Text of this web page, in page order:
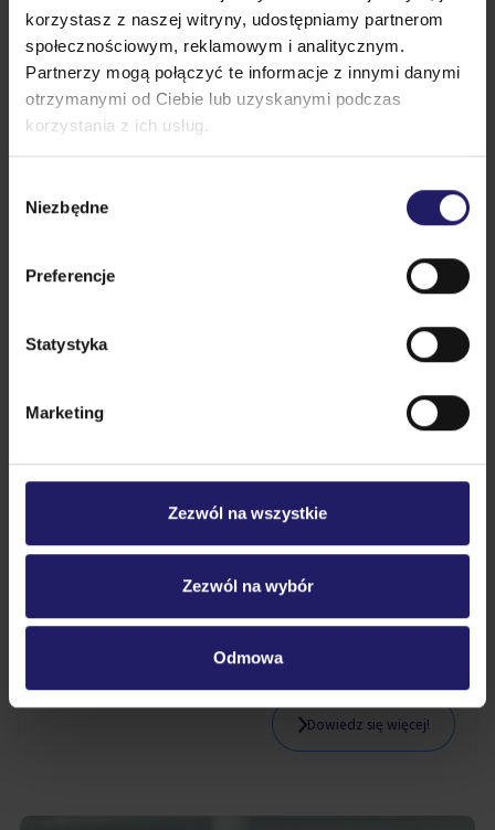
korzystasz z naszej witryny, udostępniamy partnerom
społecznościowym, reklamowym i analitycznym.
Partnerzy mogą połączyć te informacje z innymi danymi
otrzymanymi od Ciebie lub uzyskanymi podczas
korzystania z ich usług.
zgody
Niezbędne
Preferencje
Statystyka
Marketing
Zezwól na wszystkie
Zezwól na wybór
Odmowa
doświadczenie w tworzeniu szkoleń zarówno w
formie tradycyjnych wykładów, jak również w
wersji e-learningowej.
Polecane szkolenia
Zarządzanie sobą w czasie
Podczas szkolenia z zarządzania czasem uczestnicy wezmą
indywidualnych, analizach przypadków, dyskusjach oraz
testach autodiagnozy. To świetna okazja na udoskonalenie
Dowiedz się więcej!